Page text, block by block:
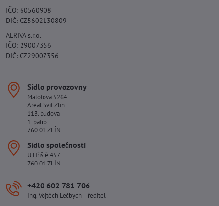
IČO: 60560908
DIČ: CZ5602130809
ALRIVA s.r.o.
IČO: 29007356
DIČ: CZ29007356
Sídlo provozovny
Malotova 5264
Areál Svit Zlín
113. budova
1. patro
760 01 ZLÍN
Sídlo společnosti
U Hřiště 457
760 01 ZLÍN
+420 602 781 706
Ing. Vojtěch Lečbych – ředitel